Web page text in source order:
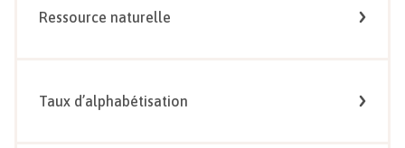
Ressource naturelle
Taux d’alphabétisation